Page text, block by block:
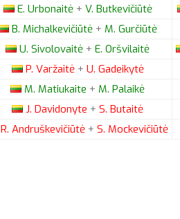
E. Urbonaitė + V. Butkevičiūtė
B. Michalkevičiūtė + M. Gurčiūtė
U. Sivolovaitė + E. Oršvilaitė
P. Varžaitė + U. Gadeikytė
M. Matiukaite + M. Palaikė
J. Davidonyte + S. Butaitė
R. Andruškevičiūtė + S. Mockevičiūtė